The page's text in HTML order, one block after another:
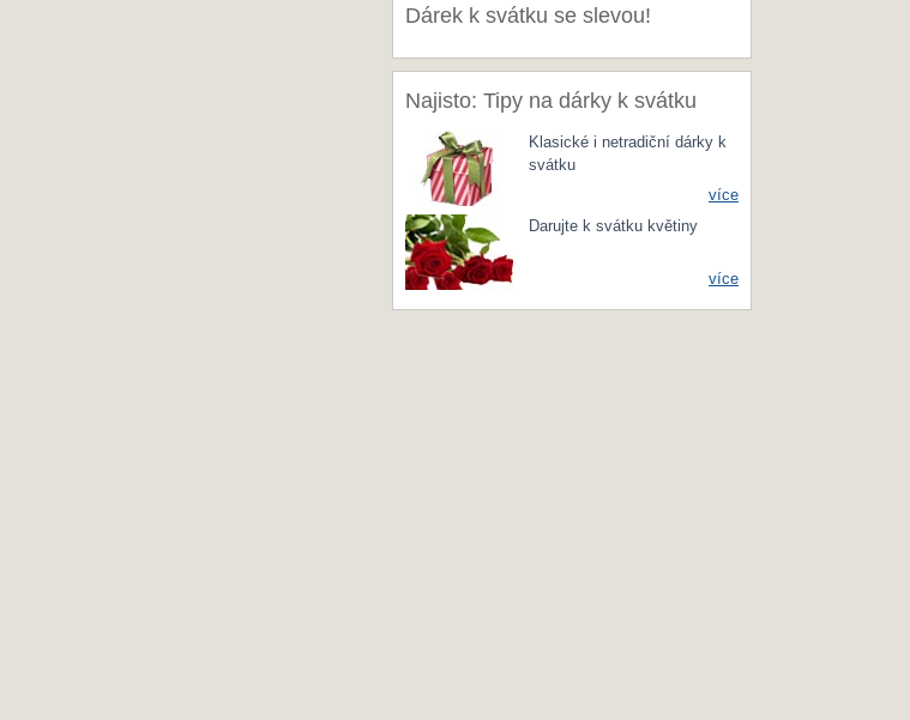
Dárek k svátku se slevou!
Najisto: Tipy na dárky k svátku
Klasické i netradiční dárky k
svátku
více
Darujte k svátku květiny
více